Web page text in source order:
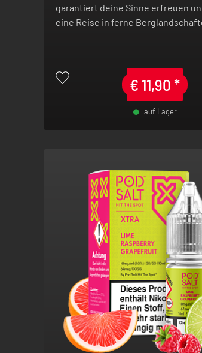
€11,90*
auf Lager
garantiert deine Sinne erfreuen
eine Reise in ferne